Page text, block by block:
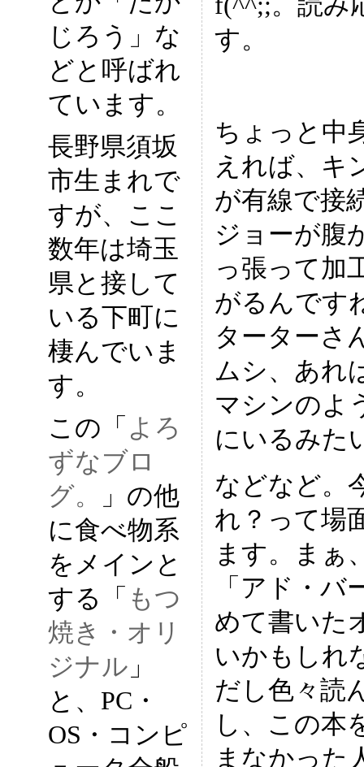
じろう」な
どと呼ばれ
ています。
長野県須坂
市生まれで
すが、ここ
数年は埼玉
県と接して
いる下町に
棲んでいま
す。
この「 よろ
ずなブロ
グ。
」の他
に食べ物系
をメインと
する「 もつ
焼き・オリ
ジナル 」
と、PC・
OS・コンピ
す。
ちょっと中
えれば、キ
が有線で接
ジョーが腹
っ張って加
がるんです
ターターさ
ムシ、あれ
マシンのよ
にいるみた
などなど。
れ？って場
ます。まぁ
「アド・バ
めて書いた
いかもしれ
だし色々読
し、この本
まなかった